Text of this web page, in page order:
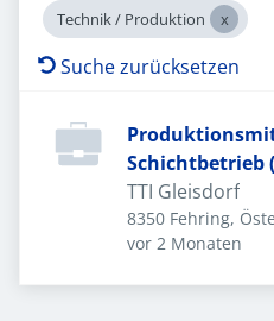
Technik / Produktion
Suche zurücksetzen
Schichtbetrieb
TTI Gleisdorf
8350 Fehring,
Veröffentlicht:
vor 2 Monaten